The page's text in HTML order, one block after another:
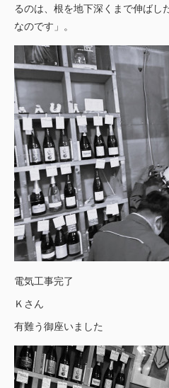
るのは、根を地下深くまで伸ばし
なのです」。
電気工事完了
Ｋさん
有難う御座いました